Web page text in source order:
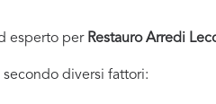
esperto per Restauro Arredi
diversi fattori: